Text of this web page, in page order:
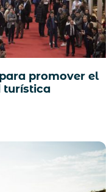
promover el
turística